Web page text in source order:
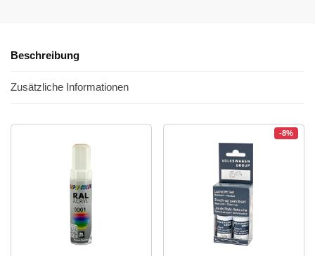
Beschreibung
Zusätzliche Informationen
-8%